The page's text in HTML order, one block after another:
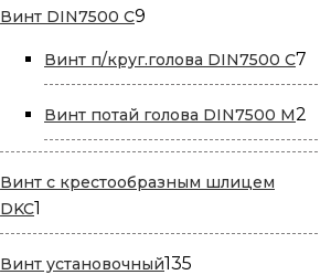
Винт DIN7500 С9
Винт п/круг.голова DIN7500 С7
Винт потай голова DIN7500 М2
Винт с крестообразным шлицем
DKC1
товар
Винт установочный135